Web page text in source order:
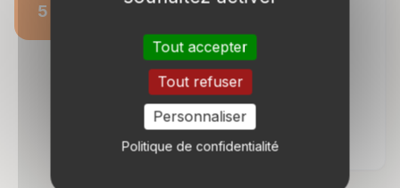
5
12 a 24 mois supplementaires
Si necessaire : appel devant la
juridiction d'appel (delai 2 mois).
Pourvoi en cassation sur les seules
questions de droit.
Tout accepter
Tout refuser
Personnaliser
Politique de confidentialité